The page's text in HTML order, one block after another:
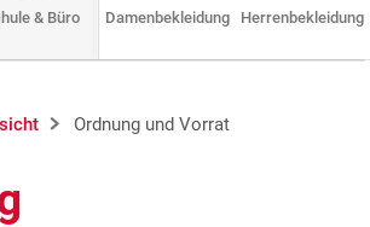
& Büro Damenbekleidung Herrenbekleidung
Ordnung und Vorrat